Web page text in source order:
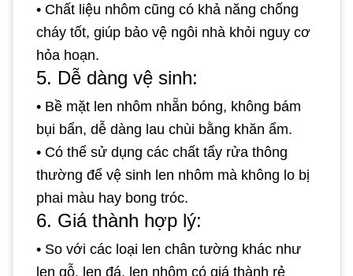
• Chất liệu nhôm cũng có khả năng chống
cháy tốt, giúp bảo vệ ngôi nhà khỏi nguy cơ
hỏa hoạn.
5. Dễ dàng vệ sinh:
• Bề mặt len nhôm nhẵn bóng, không bám
bụi bẩn, dễ dàng lau chùi bằng khăn ẩm.
• Có thể sử dụng các chất tẩy rửa thông
thường để vệ sinh len nhôm mà không lo bị
phai màu hay bong tróc.
6. Giá thành hợp lý:
• So với các loại len chân tường khác như
len gỗ, len đá, len nhôm có giá thành rẻ